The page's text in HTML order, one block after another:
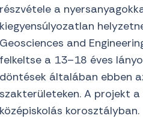
részvétele a
kiegyensúlyozatlan
Geosciences and
felkeltse a 13–18 éves
döntések általában ebben
szakterületeken. A projekt
középiskolás korosztályban.